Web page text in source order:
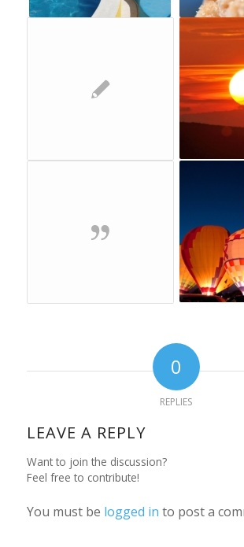
0
REPLIES
LEAVE A REPLY
Want to join the discussion?
Feel free to contribute!
You must be logged in to post a